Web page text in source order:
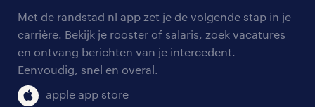
personeel gezocht
aanmelden nieuwsbrief
blogs en artikelen
salarischecker
bruto-netto calculator
onze vestigingen
pers
Met de randstad nl app zet je de volgende stap in je
carrière. Bekijk je rooster of salaris, zoek vacatures
en ontvang berichten van je intercedent.
Eenvoudig, snel en overal.
apple app store